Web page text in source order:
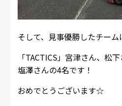
そして、見事優勝したチーム
「TACTICS」宮津さん、松
塩澤さんの4名です！
おめでとうございます☆